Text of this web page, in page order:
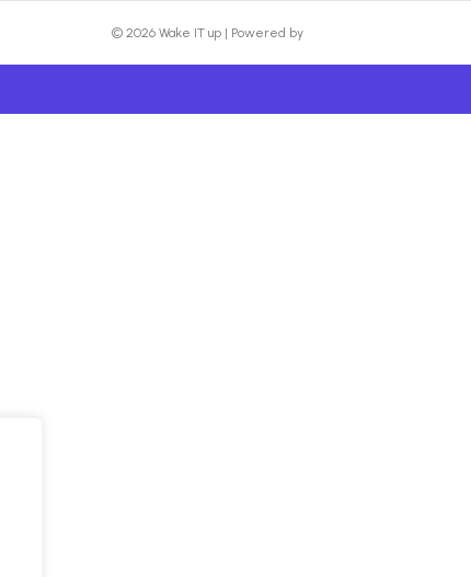
© 2026 Wake IT up | Powered by